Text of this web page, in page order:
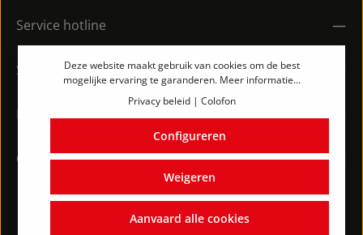
Service hotline
Shopservice
Informatie
Contact
Deze website maakt gebruik van cookies om de best
mogelijke ervaring te garanderen. Meer informatie...
Privacy beleid| Colofon
Weigeren
Configureren
Aanvaard alle cookies